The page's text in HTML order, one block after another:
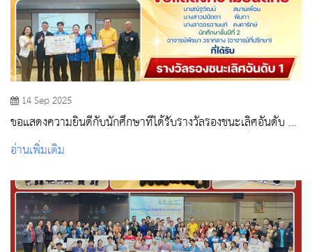
14 Sep 2025
ขอแสดงความยินดีกับนักศึกษาที่ได้รับรางวัลรองชนะเลิศอันดับ 1
ในการแข่งขันตอบปัญหา ทางวิชาการกายวิภาคศาสตร์
อ่านเพิ่มเติม